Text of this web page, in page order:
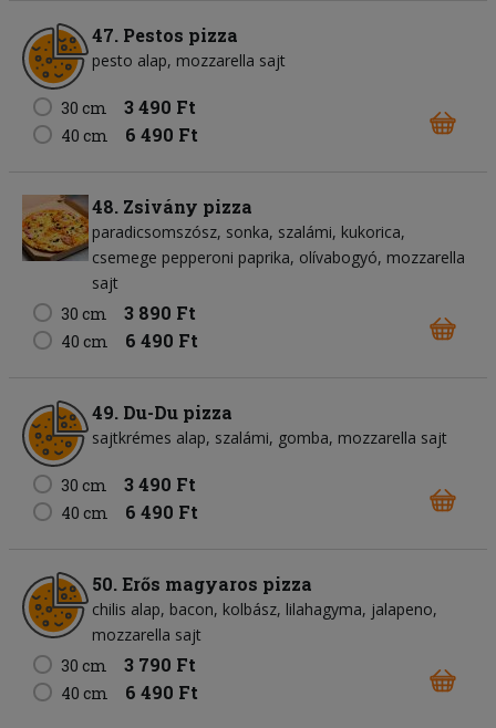
47. Pestos pizza
pesto alap mozzarella sajt
30 cm 3 490 Ft
40 cm 6 490 Ft
48. Zsivány pizza
paradicsomszósz sonka szalámi kukorica
csemege pepperoni paprika olívabogyó mozzarella
sajt
30 cm
3 890 Ft
40 cm 6 490 Ft
49. Du-Du pizza
sajtkrémes alap szalámi gomba mozzarella sajt
30 cm 3 490 Ft
40 cm 6 490 Ft
50. Erős magyaros pizza
chilis alap bacon kolbász lilahagyma jalapeno
mozzarella sajt
30 cm
3 790 Ft
40 cm 6 490 Ft